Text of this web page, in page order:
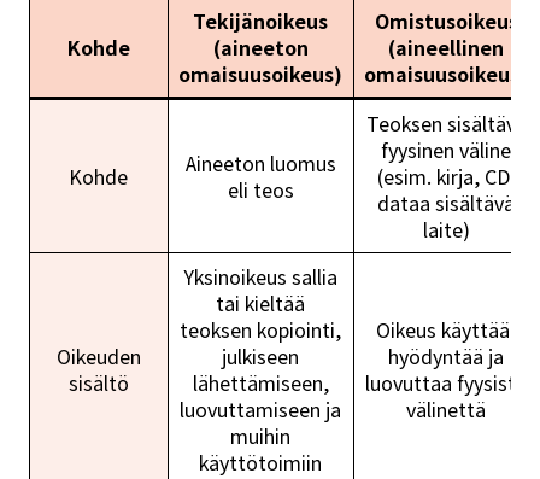
Kohde
Tekijänoikeus
(aineeton
omaisuusoikeus)
Omistusoikeus
(aineellinen
omaisuusoikeus)
Kohde
Aineeton luomus
eli teos
Teoksen sisältävä
fyysinen väline
(esim. kirja, CD,
dataa sisältävä
laite)
Oikeuden
sisältö
Yksinoikeus sallia
tai kieltää
teoksen kopiointi,
julkiseen
lähettämiseen,
luovuttamiseen ja
muihin
käyttötoimiin
Oikeus käyttää,
hyödyntää ja
luovuttaa fyysistä
välinettä